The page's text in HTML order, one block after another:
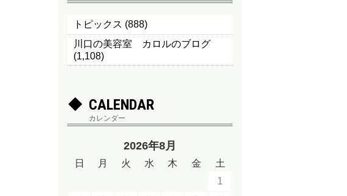
トピックス (888)
川口の美容室 カロルのブログ
(1,108)
CALENDAR
カレンダー
2026年8月
日 月 火 水 木 金
土
1